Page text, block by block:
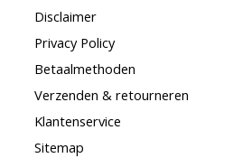
Disclaimer
Privacy Policy
Betaalmethoden
Verzenden & retourneren
Klantenservice
Sitemap